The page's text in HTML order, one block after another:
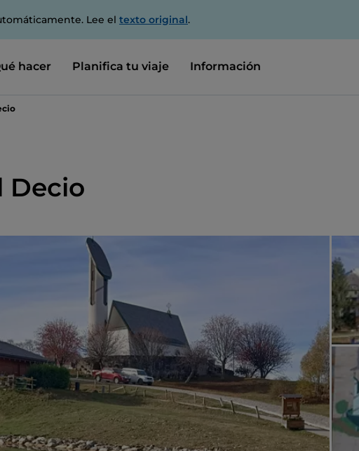
Lee el texto original.
hacer Planifica tu viaje Información
Decio